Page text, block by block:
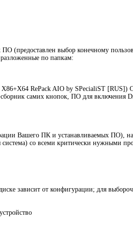
(предоставлен выбор конечному
по папкам:
RePack AIO by SPecialiST [RUS])
самих кнопок, ПО для включения
Вашего ПК и устанавливаемых ПО), на
со всеми критически нужными
зависит от конфигурации; для